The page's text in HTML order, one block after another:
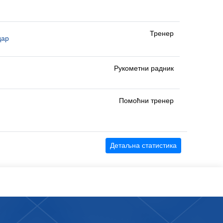
Тренер
Рукометни радник
Помоћни тренер
Детаљна статистика